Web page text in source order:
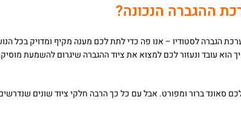
ההגברה הנכונה?
הגברה לסטודיו – אנו פה כדי לתת לכם מענה מקיף ומדויק בכל
עובד ונעזור לכם למצוא את ציוד ההגברה שיגרום להשמעת
סאונד ברור ומפורט. אבל עם כל כך הרבה חלקי ציוד שונים